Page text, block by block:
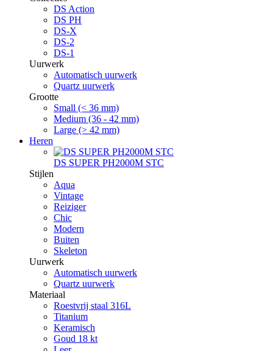
DS Action
DS PH
DS-X
DS-2
DS-1
Uurwerk
Automatisch uurwerk
Quartz uurwerk
Grootte
Small (< 36 mm)
Medium (36 - 42 mm)
Large (> 42 mm)
Heren
DS SUPER PH2000M STC
Stijlen
Aqua
Vintage
Reiziger
Chic
Modern
Buiten
Skeleton
Uurwerk
Automatisch uurwerk
Quartz uurwerk
Materiaal
Roestvrij staal 316L
Titanium
Keramisch
Goud 18 kt